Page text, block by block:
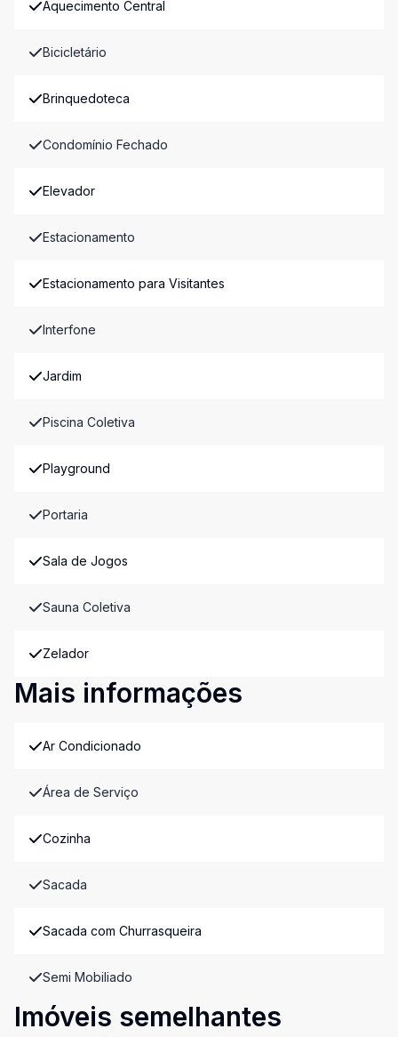
Aquecimento Central
Bicicletário
Brinquedoteca
Condomínio Fechado
Elevador
Estacionamento
Estacionamento para Visitantes
Interfone
Jardim
Piscina Coletiva
Playground
Portaria
Sala de Jogos
Sauna Coletiva
Zelador
Mais informações
Ar Condicionado
Área de Serviço
Cozinha
Sacada
Sacada com Churrasqueira
Semi Mobiliado
Imóveis semelhantes